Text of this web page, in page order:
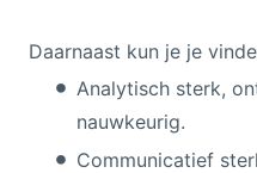
Daarnaast kun je je
Analytisch sterk,
nauwkeurig.
Communicatief